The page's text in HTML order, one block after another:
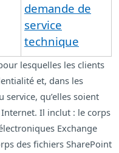
demande de
service
technique
lesquelles les clients
et, dans les
qu’elles soient
Il inclut : le corps
Exchange
des fichiers SharePoint